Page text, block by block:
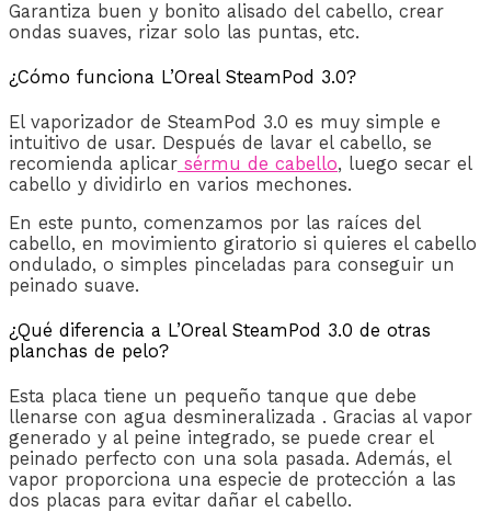
Garantiza buen y bonito alisado del cabello, crear
ondas suaves, rizar solo las puntas, etc.
¿Cómo funciona L’Oreal SteamPod 3.0?
El vaporizador de SteamPod 3.0 es muy simple e
intuitivo de usar. Después de lavar el cabello, se
recomienda aplicar sérmu de cabello, luego secar el
cabello y dividirlo en varios mechones.
En este punto, comenzamos por las raíces del
cabello, en movimiento giratorio si quieres el cabello
ondulado, o simples pinceladas para conseguir un
peinado suave.
¿Qué diferencia a L’Oreal SteamPod 3.0 de otras
planchas de pelo?
Esta placa tiene un pequeño tanque que debe
llenarse con agua desmineralizada . Gracias al vapor
generado y al peine integrado, se puede crear el
peinado perfecto con una sola pasada. Además, el
vapor proporciona una especie de protección a las
dos placas para evitar dañar el cabello.